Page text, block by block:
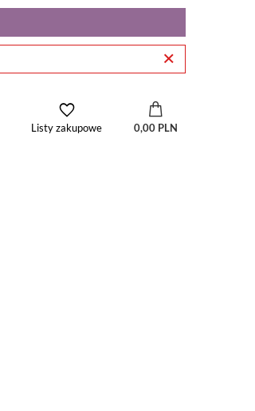
Listy zakupowe 0,00 PLN